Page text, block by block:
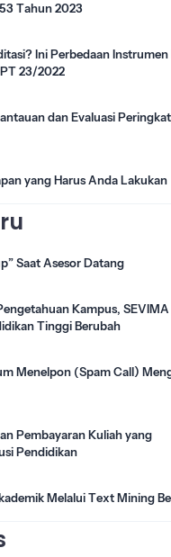
Tahun 2023
Ini Perbedaan
23/2022
dan Evaluasi
yang Harus Anda Lakukan
Saat Asesor Datang
Kampus,
Tinggi Berubah
Menelpon (Spam Call)
Pembayaran Kuliah yang
Pendidikan
Melalui Text Mining